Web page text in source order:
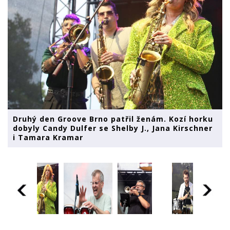
Druhý den Groove Brno patřil ženám. Kozí horku
dobyly Candy Dulfer se Shelby J., Jana Kirschner
i Tamara Kramar